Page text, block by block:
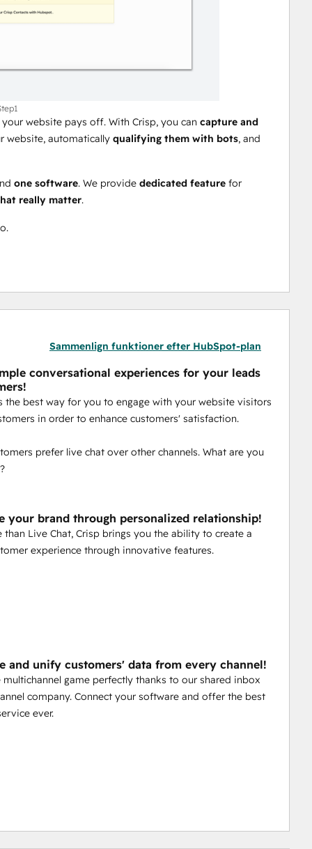
website pays off. With Crisp, you can capture and
website, automatically qualifying them with bots
one software. We provide dedicated feature
for
really matter.
Sammenlign funktioner efter HubSpot-plan
conversational experiences for your leads
the best way for you to engage with your website visitors
in order to enhance customers' satisfaction.
prefer live chat over other channels. What are you
your brand through personalized relationship!
than Live Chat, Crisp brings you the ability to create a
experience through innovative features.
and unify customers' data from every channel!
multichannel game perfectly thanks to our shared inbox
company. Connect your software and offer the best
ever.